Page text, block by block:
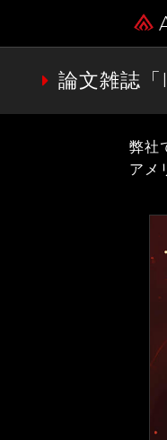
論文雑誌
弊社
アメ